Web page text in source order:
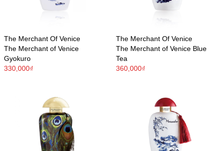
The Merchant Of Venice
The Merchant of Venice
Gyokuro
330,000₫
The Merchant Of Venice
The Merchant of Venice Blue
Tea
360,000₫